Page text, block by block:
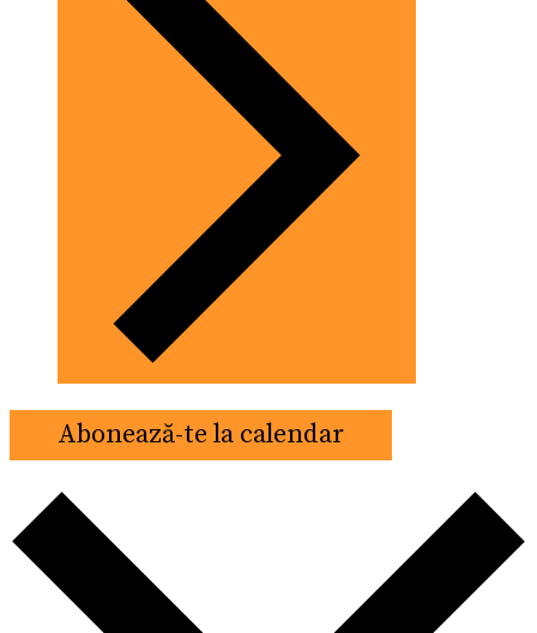
Abonează-te la calendar